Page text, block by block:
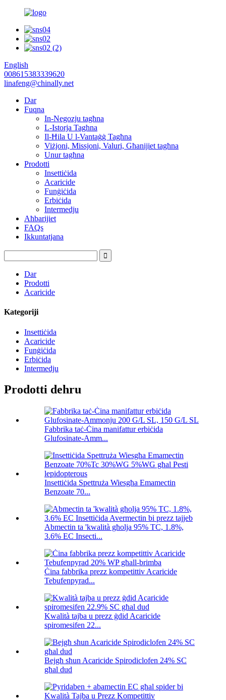
English
008615383339620
linafeng@chinally.net
Dar
Fuqna
In-Negozju tagħna
L-Istorja Taghna
Il-Ħila U l-Vantaġġ Tagħna
Viżjoni, Missjoni, Valuri, Għanijiet tagħna
Unur tagħna
Prodotti
Insettiċida
Acaricide
Funġiċida
Erbiċida
Intermedju
Aħbarijiet
FAQs
Ikkuntatjana
Dar
Prodotti
Acaricide
Kategoriji
Insettiċida
Acaricide
Funġiċida
Erbiċida
Intermedju
Prodotti dehru
Fabbrika taċ-Ċina manifattur erbiċida
Glufosinate-Amm...
Insettiċida Spettruża Wiesgħa Emamectin
Benzoate 70...
Abmectin ta 'kwalità għolja 95% TC, 1.8%,
3.6% EC Insecti...
Ċina fabbrika prezz kompetittiv Acaricide
Tebufenpyrad...
Kwalità tajba u prezz ġdid Acaricide
spiromesifen 22...
Bejgħ sħun Acaricide Spirodiclofen 24% SC
għal dud